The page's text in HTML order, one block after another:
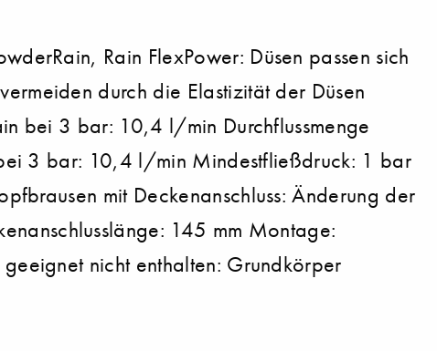
Rain FlexPower: Düsen passen sich
durch die Elastizität der Düsen
bei 3 bar: 10,4 l/min Durchflussmenge
3 bar: 10,4 l/min Mindestfließdruck: 1 bar
mit Deckenanschluss: Änderung der
145 mm Montage:
nicht enthalten: Grundkörper